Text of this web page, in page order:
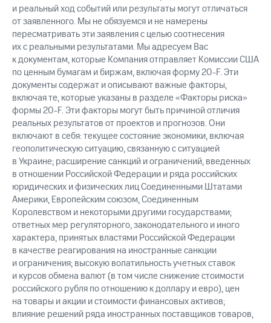
и реальный ход событий или результаты могут отличаться
от заявленного. Мы не обязуемся и не намерены
пересматривать эти заявления с целью соотнесения
их с реальными результатами. Мы адресуем Вас
к документам, которые Компания отправляет Комиссии США
по ценным бумагам и биржам, включая форму 20-F. Эти
документы содержат и описывают важные факторы,
включая те, которые указаны в разделе «Факторы риска»
формы 20-F. Эти факторы могут быть причиной отличия
реальных результатов от проектов и прогнозов. Они
включают в себя: текущее состояние экономики, включая
геополитическую ситуацию, связанную с ситуацией
в Украине; расширение санкций и ограничений, введенных
в отношении Российской Федерации и ряда российских
юридических и физических лиц Соединенными Штатами
Америки, Европейским союзом, Соединенным
Королевством и некоторыми другими государствами;
ответных мер регуляторного, законодательного и иного
характера, принятых властями Российской Федерации
в качестве реагирования на иностранные санкции
и ограничения; высокую волатильность учетных ставок
и курсов обмена валют (в том числе снижение стоимости
российского рубля по отношению к доллару и евро), цен
на товары и акции и стоимости финансовых активов;
влияние решений ряда иностранных поставщиков товаров,